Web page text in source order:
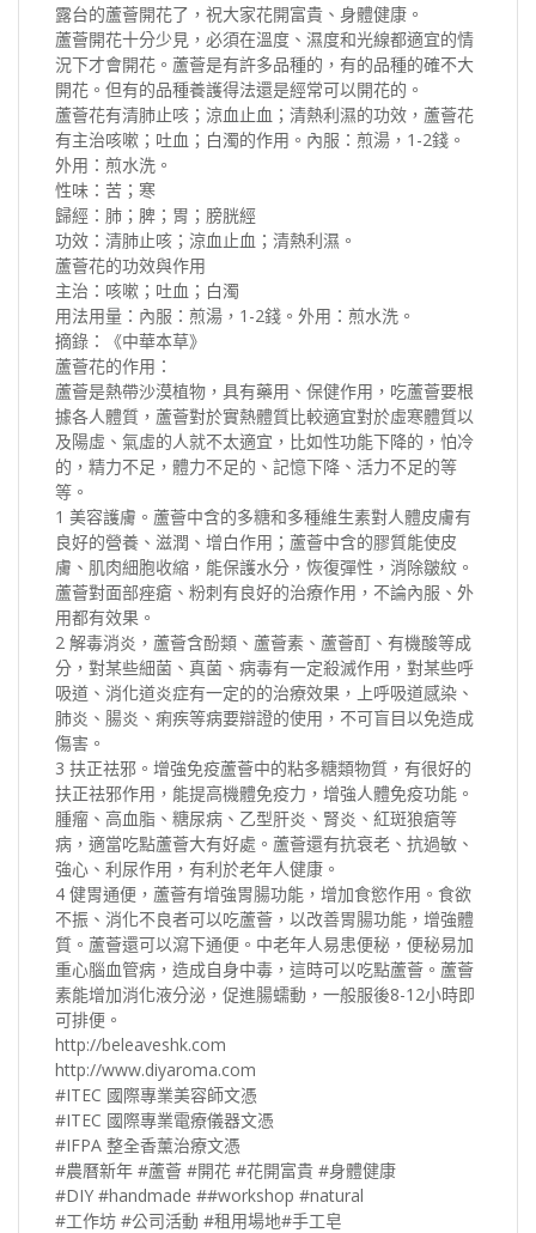
露台的蘆薈開花了，祝大家花開富貴、身體健康。
蘆薈開花十分少見，必須在溫度、濕度和光線都適宜的情
況下才會開花。蘆薈是有許多品種的，有的品種的確不大
開花。但有的品種養護得法還是經常可以開花的。
蘆薈花有清肺止咳；涼血止血；清熱利濕的功效，蘆薈花
有主治咳嗽；吐血；白濁的作用。內服：煎湯，1-2錢。
外用：煎水洗。
性味：苦；寒
歸經：肺；脾；胃；膀胱經
功效：清肺止咳；涼血止血；清熱利濕。
蘆薈花的功效與作用
主治：咳嗽；吐血；白濁
用法用量：內服：煎湯，1-2錢。外用：煎水洗。
摘錄：《中華本草》
蘆薈花的作用：
蘆薈是熱帶沙漠植物，具有藥用、保健作用，吃蘆薈要根
據各人體質，蘆薈對於實熱體質比較適宜對於虛寒體質以
及陽虛、氣虛的人就不太適宜，比如性功能下降的，怕冷
的，精力不足，體力不足的、記憶下降、活力不足的等
等。
1 美容護膚。蘆薈中含的多糖和多種維生素對人體皮膚有
良好的營養、滋潤、增白作用；蘆薈中含的膠質能使皮
膚、肌肉細胞收縮，能保護水分，恢復彈性，消除皺紋。
蘆薈對面部痤瘡、粉刺有良好的治療作用，不論內服、外
用都有效果。
2 解毒消炎，蘆薈含酚類、蘆薈素、蘆薈酊、有機酸等成
分，對某些細菌、真菌、病毒有一定殺滅作用，對某些呼
吸道、消化道炎症有一定的的治療效果，上呼吸道感染、
肺炎、腸炎、痢疾等病要辯證的使用，不可盲目以免造成
傷害。
3 扶正祛邪。增強免疫蘆薈中的粘多糖類物質，有很好的
扶正祛邪作用，能提高機體免疫力，增強人體免疫功能。
腫瘤、高血脂、糖尿病、乙型肝炎、腎炎、紅斑狼瘡等
病，適當吃點蘆薈大有好處。蘆薈還有抗衰老、抗過敏、
強心、利尿作用，有利於老年人健康。
4 健胃通便，蘆薈有增強胃腸功能，增加食慾作用。食欲
不振、消化不良者可以吃蘆薈，以改善胃腸功能，增強體
質。蘆薈還可以瀉下通便。中老年人易患便秘，便秘易加
重心腦血管病，造成自身中毒，這時可以吃點蘆薈。蘆薈
素能增加消化液分泌，促進腸蠕動，一般服後8-12小時即
可排便。
http://beleaveshk.com
http://www.diyaroma.com
#ITEC 國際專業美容師文憑
#ITEC 國際專業電療儀器文憑
#IFPA 整全香薰治療文憑
#農曆新年 #蘆薈 #開花 #花開富貴 #身體健康
#DIY #handmade ##workshop #natural
#工作坊 #公司活動 #租用場地#手工皂